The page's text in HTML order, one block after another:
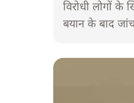
विरोधी लोगों
बयान के बाद